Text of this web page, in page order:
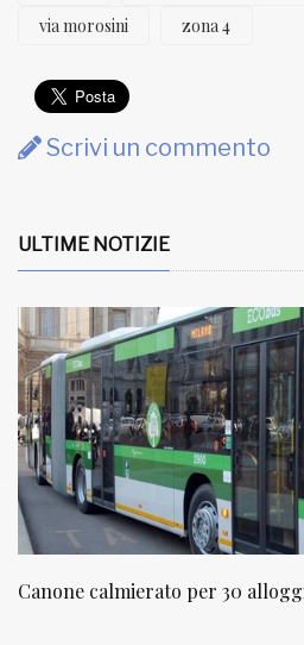
via morosini
zona 4
Scrivi un commento
ULTIME NOTIZIE
Atm NATUROPATIA IN